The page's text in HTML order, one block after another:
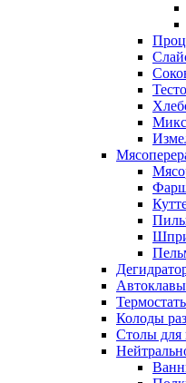
Пилы
Автоклавы
Колоды
Столы для